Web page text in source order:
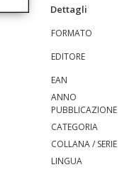
Dettagli
FORMATO
EDITORE
EAN
ANNO
PUBBLICAZIONE
CATEGORIA
COLLANA / SERIE
LINGUA